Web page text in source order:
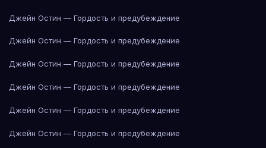
Джейн Остин — Гордость и предубеждение
Джейн Остин — Гордость и предубеждение
Джейн Остин — Гордость и предубеждение
Джейн Остин — Гордость и предубеждение
Джейн Остин — Гордость и предубеждение
Джейн Остин — Гордость и предубеждение